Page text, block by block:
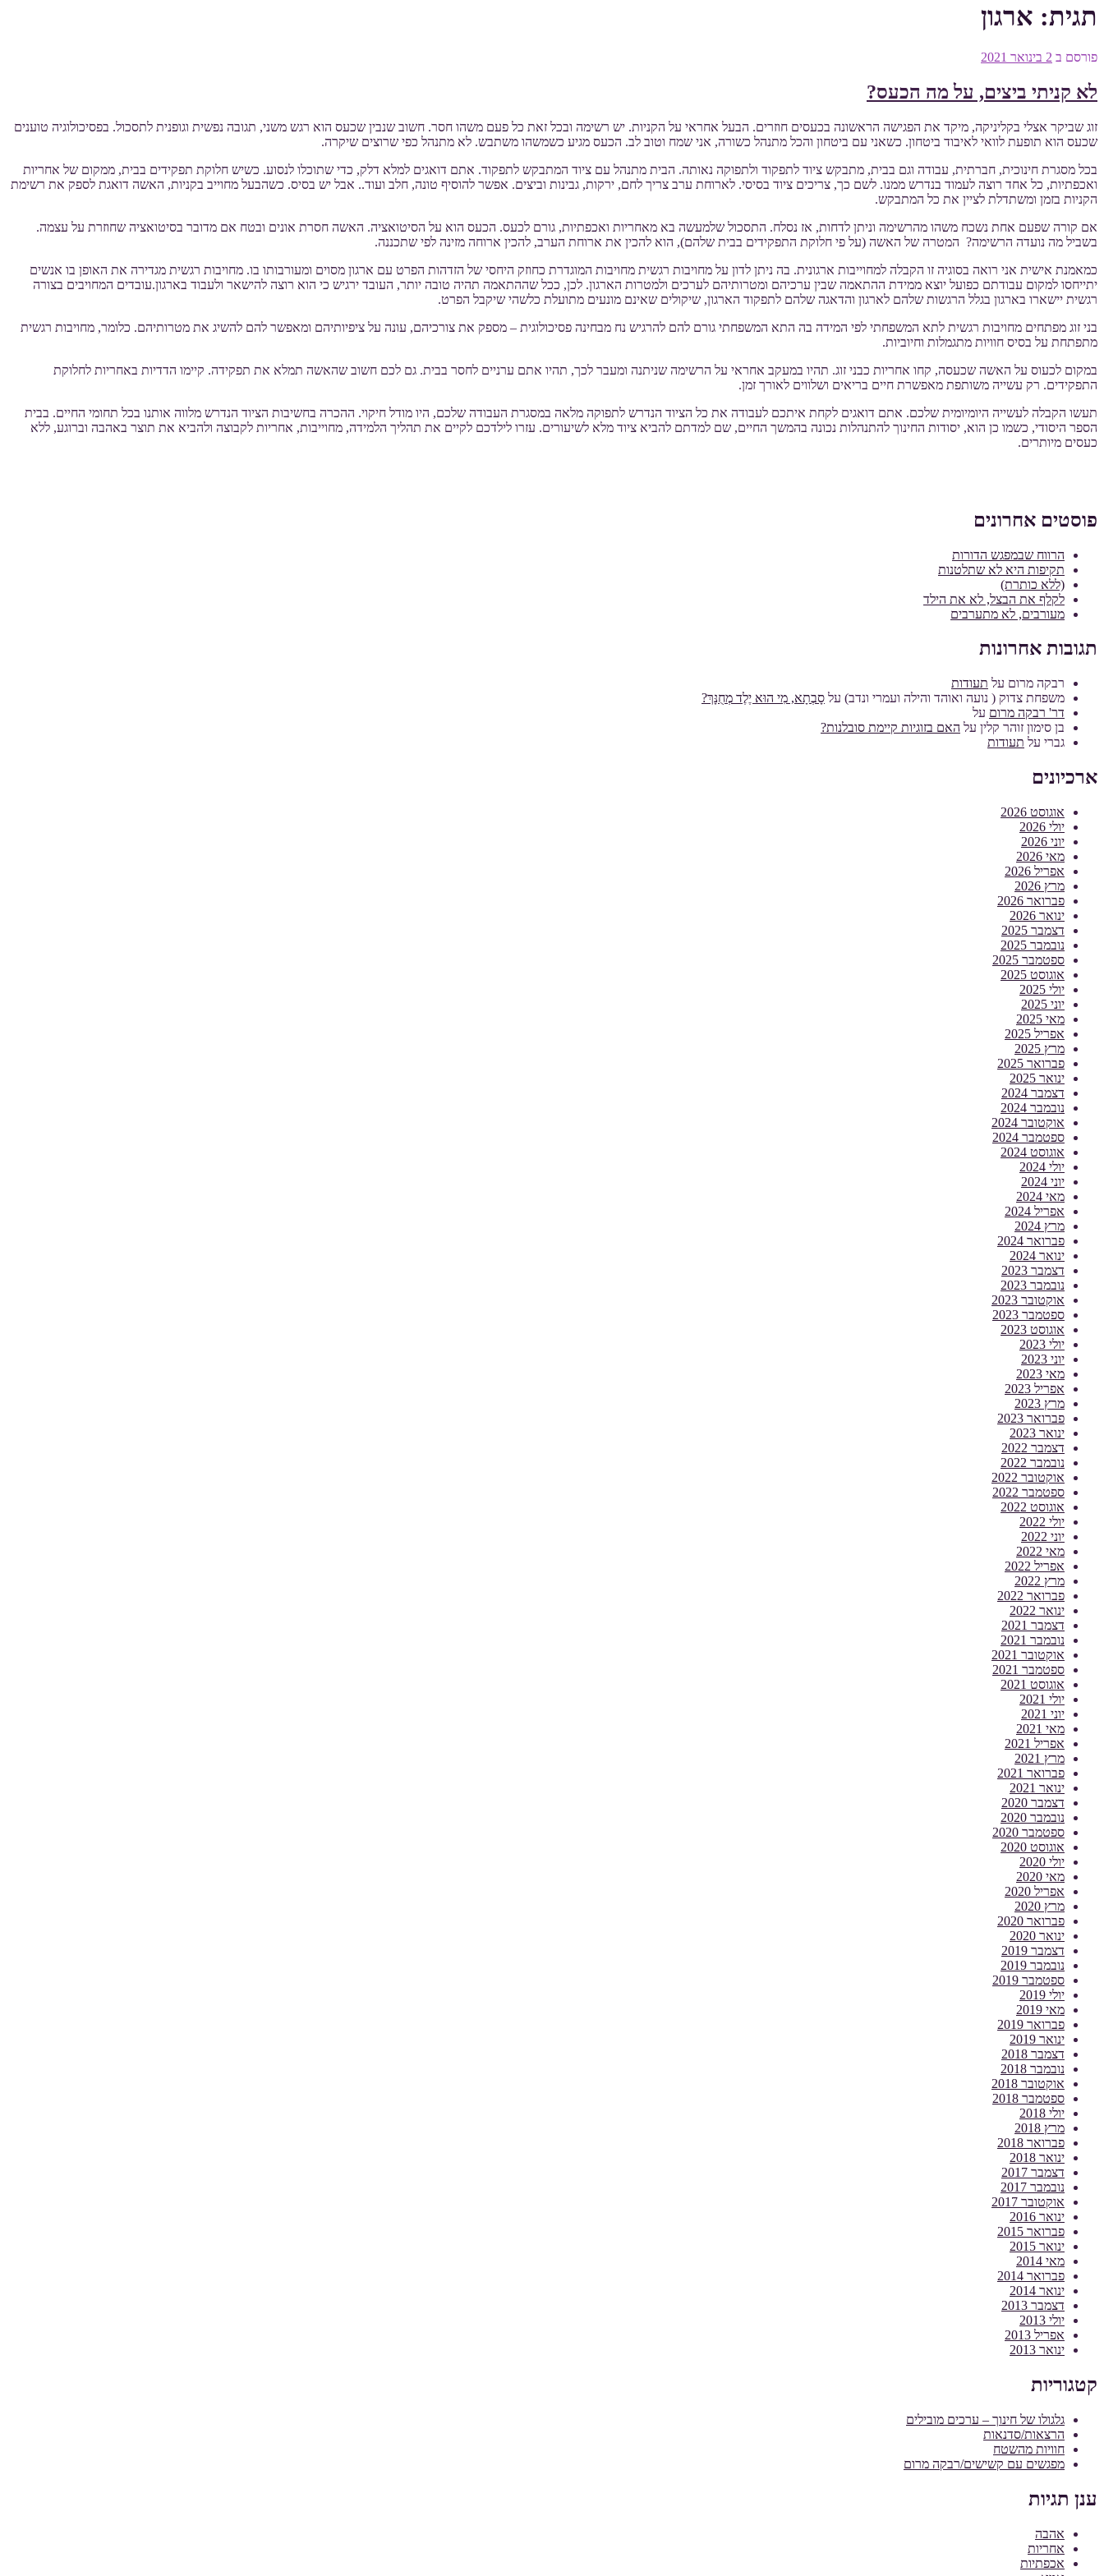
תגית: ארגון
פורסם ב 2 בינואר 2021
לא קניתי ביצים, על מה הכעס?
זוג שביקר אצלי בקליניקה, מיקד את הפגישה הראשונה בכעסים חוזרים. הבעל אחראי על הקניות. יש רשימה ובכל זאת כל פעם משהו חסר. חשוב שנבין שכעס הוא רגש משני, תגובה נפשית וגופנית לתסכול. בפסיכולוגיה טוענים
שכעס הוא תופעת לוואי לאיבוד ביטחון. כשאני עם ביטחון והכל מתנהל כשורה, אני שמח וטוב לב. הכעס מגיע כשמשהו משתבש. לא מתנהל כפי שרוצים שיקרה.
בכל מסגרת חינוכית, חברתית, עבודה וגם בבית, מתבקש ציוד לתפקוד ולתפוקה נאותה. הבית מתנהל עם ציוד המתבקש לתפקוד. אתם דואגים למלא דלק, כדי שתוכלו לנסוע. כשיש חלוקת תפקידים בבית, ממקום של אחריות
ואכפתיות, כל אחד רוצה לעמוד בנדרש ממנו. לשם כך, צריכים ציוד בסיסי. לארוחת ערב צריך לחם, ירקות, גבינות וביצים. אפשר להוסיף טונה, חלב ועוד.. אבל יש בסיס. כשהבעל מחוייב בקניות, האשה דואגת לספק את רשימת
הקניות בזמן ומשתדלת לציין את כל המתבקש.
אם קורה שפעם אחת נשכח משהו מהרשימה וניתן לדחות, אז נסלח. התסכול שלמעשה בא מאחריות ואכפתיות, גורם לכעס. הכעס הוא על הסיטואציה. האשה חסרת אונים ובטח אם מדובר בסיטואציה שחוזרת על עצמה.
בשביל מה נועדה הרשימה? המטרה של האשה (על פי חלוקת התפקידים בבית שלהם), הוא להכין את ארוחת הערב, להכין ארוחה מזינה לפי שתכננה.
כמאמנת אישית אני רואה בסוגיה זו הקבלה למחוייבות ארגונית. בה ניתן לדון על מחויבות רגשית מחויבות המוגדרת כחוזק היחסי של הזדהות הפרט עם ארגון מסוים ומעורבותו בו. מחויבות רגשית מגדירה את האופן בו אנשים
יתייחסו למקום עבודתם כפועל יוצא ממידת ההתאמה שבין ערכיהם ומטרותיהם לערכים ולמטרות הארגון. לכן, ככל שההתאמה תהיה טובה יותר, העובד ירגיש כי הוא רוצה להישאר ולעבוד בארגון.עובדים המחויבים בצורה
רגשית יישארו בארגון בגלל הרגשות שלהם לארגון והדאגה שלהם לתפקוד הארגון, שיקולים שאינם מונעים מתועלת כלשהי שיקבל הפרט.
בני זוג מפתחים מחויבות רגשית לתא המשפחתי לפי המידה בה התא המשפחתי גורם להם להרגיש נח מבחינה פסיכולוגית – מספק את צורכיהם, עונה על ציפיותיהם ומאפשר להם להשיג את מטרותיהם. כלומר, מחויבות רגשית
מתפתחת על בסיס חוויות מתגמלות וחיוביות.
במקום לכעוס על האשה שכעסה, קחו אחריות כבני זוג. תהיו במעקב אחראי על הרשימה שניתנה ומעבר לכך, תהיו אתם ערניים לחסר בבית. גם לכם חשוב שהאשה תמלא את תפקידה. קיימו הדדיות באחריות לחלוקת
התפקידים. רק עשייה משותפת מאפשרת חיים בריאים ושלווים לאורך זמן.
תעשו הקבלה לעשייה היומיומית שלכם. אתם דואגים לקחת איתכם לעבודה את כל הציוד הנדרש לתפוקה מלאה במסגרת העבודה שלכם, היו מודל חיקוי. ההכרה בחשיבות הציוד הנדרש מלווה אותנו בכל תחומי החיים. בבית
הספר היסודי, כשמו כן הוא, יסודות החינוך להתנהלות נכונה בהמשך החיים, שם למדתם להביא ציוד מלא לשיעורים. עזרו לילדכם לקיים את תהליך הלמידה, מחוייבות, אחריות לקבוצה ולהביא את תוצר באהבה וברוגע, ללא
כעסים מיותרים.
פוסטים אחרונים
הרווח שבמפגש הדורות
תקיפות היא לא שתלטנות
(ללא כותרת)
לקלף את הבצל, לא את הילד
מעורבים, לא מתערבים
תגובות אחרונות
רבקה מרום על תעודות
משפחת צדוק ( נועה ואוהד והילה ועמרי ונדב) על סָבְתָא, מִי הוּא יֶלֶד מְחֻנָּךְ?
דר' רבקה מרום על
בן סימון זוהר קלין על האם בזוגיות קיימת סובלנות?
גברי על תעודות
ארכיונים
אוגוסט 2026
יולי 2026
יוני 2026
מאי 2026
אפריל 2026
מרץ 2026
פברואר 2026
ינואר 2026
דצמבר 2025
נובמבר 2025
ספטמבר 2025
אוגוסט 2025
יולי 2025
יוני 2025
מאי 2025
אפריל 2025
מרץ 2025
פברואר 2025
ינואר 2025
דצמבר 2024
נובמבר 2024
אוקטובר 2024
ספטמבר 2024
אוגוסט 2024
יולי 2024
יוני 2024
מאי 2024
אפריל 2024
מרץ 2024
פברואר 2024
ינואר 2024
דצמבר 2023
נובמבר 2023
אוקטובר 2023
ספטמבר 2023
אוגוסט 2023
יולי 2023
יוני 2023
מאי 2023
אפריל 2023
מרץ 2023
פברואר 2023
ינואר 2023
דצמבר 2022
נובמבר 2022
אוקטובר 2022
ספטמבר 2022
אוגוסט 2022
יולי 2022
יוני 2022
מאי 2022
אפריל 2022
מרץ 2022
פברואר 2022
ינואר 2022
דצמבר 2021
נובמבר 2021
אוקטובר 2021
ספטמבר 2021
אוגוסט 2021
יולי 2021
יוני 2021
מאי 2021
אפריל 2021
מרץ 2021
פברואר 2021
ינואר 2021
דצמבר 2020
נובמבר 2020
ספטמבר 2020
אוגוסט 2020
יולי 2020
מאי 2020
אפריל 2020
מרץ 2020
פברואר 2020
ינואר 2020
דצמבר 2019
נובמבר 2019
ספטמבר 2019
יולי 2019
מאי 2019
פברואר 2019
ינואר 2019
דצמבר 2018
נובמבר 2018
אוקטובר 2018
ספטמבר 2018
יולי 2018
מרץ 2018
פברואר 2018
ינואר 2018
דצמבר 2017
נובמבר 2017
אוקטובר 2017
ינואר 2016
פברואר 2015
ינואר 2015
מאי 2014
פברואר 2014
ינואר 2014
דצמבר 2013
יולי 2013
אפריל 2013
ינואר 2013
קטגוריות
גלגולו של חינוך – ערכים מובילים
הרצאות/סדנאות
חוויות מהשטח
מפגשים עם קשישים/רבקה מרום
ענן תגיות
אהבה
אחריות
אכפתיות